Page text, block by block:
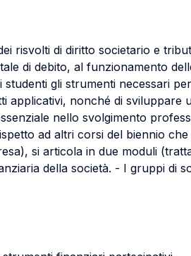
risvolti di diritto societario e
di debito, al funzionamento
gli strumenti necessari
applicativi, nonché di sviluppare
nello svolgimento
ad altri corsi del biennio
si articola in due moduli
della società. - I gruppi di